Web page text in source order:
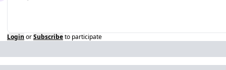
Login orSubscribeto participate